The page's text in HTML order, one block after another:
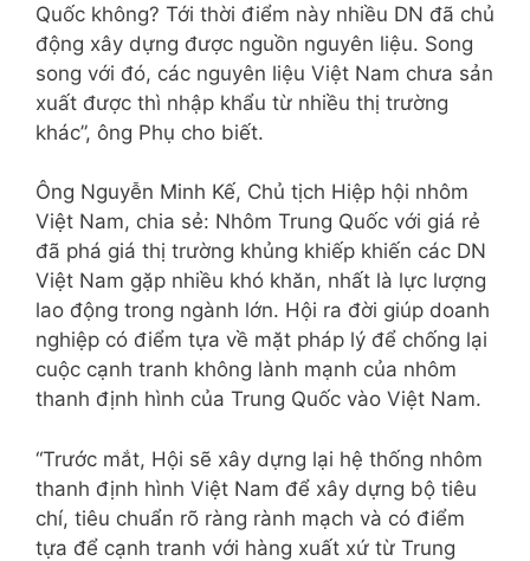
Quốc không? Tới thời điểm này nhiều DN đã chủ
động xây dựng được nguồn nguyên liệu. Song
song với đó, các nguyên liệu Việt Nam chưa sản
xuất được thì nhập khẩu từ nhiều thị trường
khác”, ông Phụ cho biết.
Ông Nguyễn Minh Kế, Chủ tịch Hiệp hội nhôm
Việt Nam, chia sẻ: Nhôm Trung Quốc với giá rẻ
đã phá giá thị trường khủng khiếp khiến các DN
Việt Nam gặp nhiều khó khăn, nhất là lực lượng
lao động trong ngành lớn. Hội ra đời giúp doanh
nghiệp có điểm tựa về mặt pháp lý để chống lại
cuộc cạnh tranh không lành mạnh của nhôm
thanh định hình của Trung Quốc vào Việt Nam.
“Trước mắt, Hội sẽ xây dựng lại hệ thống nhôm
thanh định hình Việt Nam để xây dựng bộ tiêu
chí, tiêu chuẩn rõ ràng rành mạch và có điểm
tựa để cạnh tranh với hàng xuất xứ từ Trung